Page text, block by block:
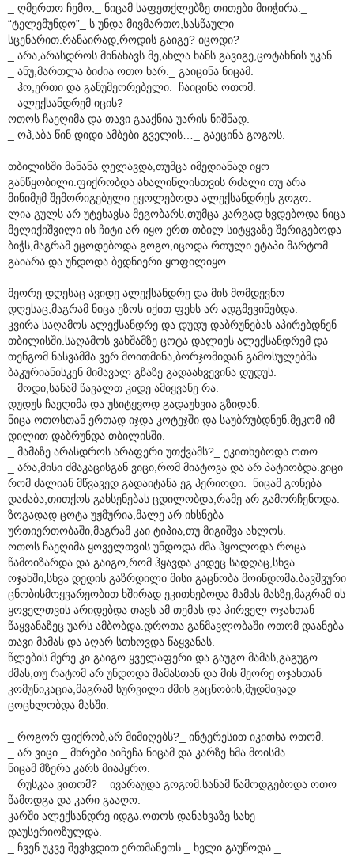
_ ღმერთო ჩემო,_ ნიცამ საფეთქლებზე თითები მიიჭირა._
“ტელემუნდო”_ ს უნდა მივმართო,სასწაული
სცენარით.რანაირად,როდის გაიგე? იცოდი?
_ არა,არასდროს მინახავს მე,ახლა ხანს გავიგე,ცოტახნის უკან…
_ ანუ,მართლა ბიძია ოთო ხარ._ გაიცინა ნიცამ.
_ ჰო,ერთი და განუმეორებელი._ჩაიცინა ოთომ.
_ ალექსანდრემ იცის?
ოთოს ჩაეღიმა და თავი გააქნია უარის ნიშნად.
_ ოჰ,აბა წინ დიდი ამბები გველის…_ გაეცინა გოგოს.
თბილისში მანანა ღელავდა,თუმცა იმედიანად იყო
განწყობილი.ფიქრობდა ახალიწლისთვის რძალი თუ არა
მინიმუმ შემორიგებული ეყოლებოდა ალექსანდრეს გოგო.
ლია გულს არ უტეხავსა მეგობარს,თუმცა კარგად ხვდებოდა ნიცა
მელიქიშვილი ის ჩიტი არ იყო ერთ თბილ სიტყვაზე შერიგებოდა
ბიჭს,მაგრამ ეცოდებოდა გოგო,იცოდა რთული ეტაპი მარტომ
გაიარა და უნდოდა ბედნიერი ყოფილიყო.
მეორე დღესაც ავიდე ალექსანდრე და მის მომდევნო
დღესაც,მაგრამ ნიცა ეზოს იქით ფეხს არ ადგმევინებდა.
კვირა საღამოს ალექსანდრე და დუდუ დაბრუნებას აპირებდნენ
თბილისში.საღამოს ვახშამზე ცოტა დალიეს ალექსანდრემ და
თენგომ.ნასვამმა ვერ მოითმინა,ბორჯომიდან გამოსულებმა
ბაკურიანისკენ მიმავალ გზაზე გადაახვევინა დუდუს.
_ მოდი,სანამ წავალთ კიდე ამიყვანე რა.
დუდუს ჩაეღიმა და უსიტყვოდ გადაუხვია გზიდან.
ნიცა ოთოსთან ერთად იჯდა კოტეჯში და საუბრუბდნენ.მეკომ იმ
დილით დაბრუნდა თბილისში.
_ მამაზე არასდროს არაფერი უთქვამს?_ ეკითხებოდა ოთო.
_ არა,მისი ძმაკაცისგან ვიცი,რომ მიატოვა და არ პატიობდა.ვიცი
რომ ძალიან მწვავედ გადაიტანა ეგ პერიოდი._ნიცამ გონება
დაძაბა,თითქოს გახსენებას ცდილობდა,რამე არ გამორჩენოდა._
ზოგადად ცოტა უჟმურია,მალე არ იხსნება
ურთიერთობაში,მაგრამ კაი ტიპია,თუ მიგიშვა ახლოს.
ოთოს ჩაეღიმა.ყოველთვის უნდოდა ძმა ჰყოლოდა.როცა
წამოიზარდა და გაიგო,რომ ჰყავდა კიდეც სადღაც,სხვა
ოჯახში,სხვა დედის გაზრდილი მისი გაცნობა მოინდომა.ბავშვური
ცნობისმოყვარეობით ხშირად ეკითხებოდა მამას მასზე,მაგრამ ის
ყოველთვის არიდებდა თავს ამ თემას და პირველ ოჯახთან
წაყვანაზეც უარს ამბობდა.დროთა განმავლობაში ოთომ დაანება
თავი მამას და აღარ სთხოვდა წაყვანას.
წლების მერე კი გაიგო ყველაფერი და გაუგო მამას,გაგუგო
ძმას,თუ რატომ არ უნდოდა მამასთან და მის მეორე ოჯახთან
კომუნიკაცია,მაგრამ სურვილი ძმის გაცნობის,მუდმივად
ცოცხლობდა მასში.
_ როგორ ფიქრობ,არ მიმიღებს?_ ინტერესით იკითხა ოთომ.
_ არ ვიცი._ მხრები აიჩეჩა ნიცამ და კარზე ხმა მოისმა.
ნიცამ მზერა კარს მიაპყრო.
_ რუსკაა ვითომ? _ ივარაუდა გოგომ.სანამ წამოდგებოდა ოთო
წამოდგა და კარი გააღო.
კარში ალექსანდრე იდგა.ოთოს დანახვაზე სახე
დაუსერიოზულდა.
_ ჩვენ უკვე შევხვდით ერთმანეთს._ ხელი გაუწოდა._